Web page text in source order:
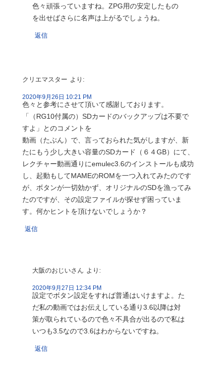
色々頑張っていますね。ZPG用の安定したもの
を出せばさらに名声は上がるでしょうね。
返信
クリエマスター より:
2020年9月26日 10:21 PM
色々と参考にさせて頂いて感謝しております。
「（RG10付属の）SDカードのバックアップは不要で
すよ」とのコメントを
動画（たぶん）で、言っておられた気がしますが、新
たにもう少し大きい容量のSDカード（６４GB）にて、
レクチャー動画通りにemulec3.6のインストールも成功
し、起動もしてMAMEのROMを一つ入れてみたのです
が、ボタンが一切効かず、オリジナルのSDを漁ってみ
たのですが、その設定ファイルが探せず困っていま
す。何かヒントを頂けないでしょうか？
返信
大阪のおじいさん より:
2020年9月27日 12:34 PM
設定でボタン設定をすれば普通はいけますよ。た
だ私の動画ではお伝えしている通り3.6以降は対
策が取られているので色々不具合が出るので私は
いつも3.5なので3.6はわからないですね。
返信